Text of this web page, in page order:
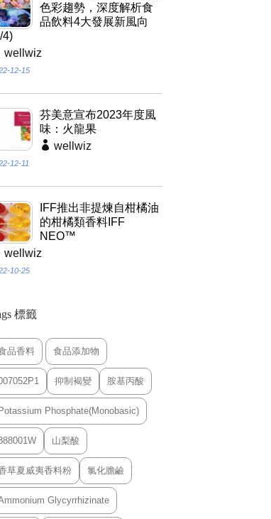
色彩趨勢，深度解析食
品飲料4大發展新風向
4)
wellwiz
12-15
芬美意宣布2023年度風
味：火龍果
wellwiz
12-11
IFF推出非提煉自柑橘油
的柑橘類香料IFF
NEO™
wellwiz
10-25
標籤
品香料 食品添加物
抑制褐變 胺基丙酸
Potassium Phosphate(Monobasic)
山梨酸
草夏威夷香料粉 氯化膽鹼
Glycyrrhizinate